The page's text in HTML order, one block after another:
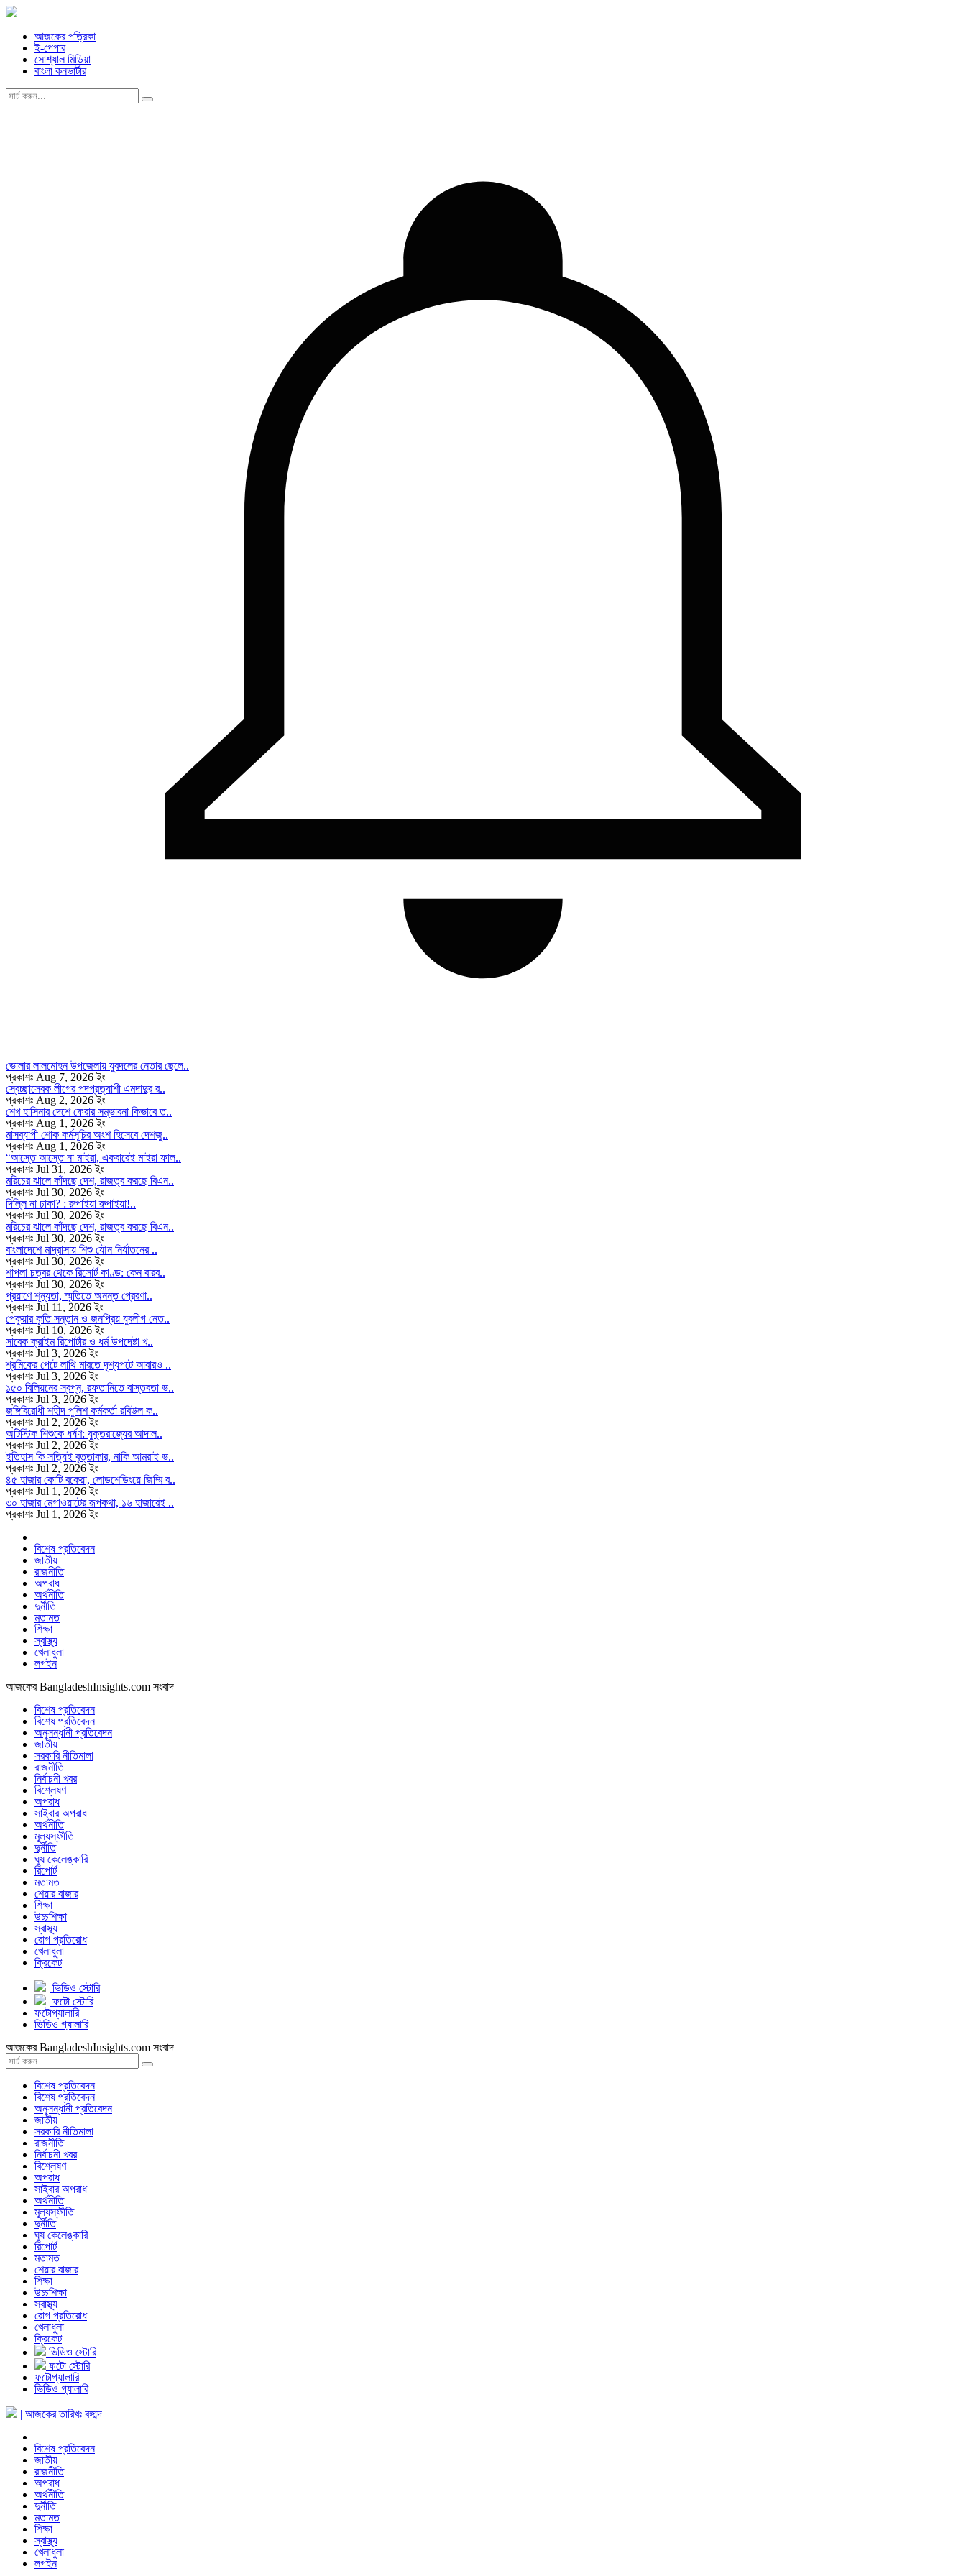
আজকের পত্রিকা
ই-পেপার
সোশ্যাল মিডিয়া
বাংলা কনভার্টার
ভোলার লালমোহন উপজেলায় যুবদলের নেতার ছেলে..
প্রকাশঃ Aug 7, 2026 ইং
স্বেচ্ছাসেবক লীগের পদপ্রত্যাশী এমদাদুর র..
প্রকাশঃ Aug 2, 2026 ইং
শেখ হাসিনার দেশে ফেরার সম্ভাবনা কিভাবে ত..
প্রকাশঃ Aug 1, 2026 ইং
মাসব্যাপী শোক কর্মসূচির অংশ হিসেবে দেশজু..
প্রকাশঃ Aug 1, 2026 ইং
“আস্তে আস্তে না মাইরা, একবারেই মাইরা ফাল..
প্রকাশঃ Jul 31, 2026 ইং
মরিচের ঝালে কাঁদছে দেশ, রাজত্ব করছে বিএন..
প্রকাশঃ Jul 30, 2026 ইং
দিল্লি না ঢাকা? : রুপাইয়া রুপাইয়া!..
প্রকাশঃ Jul 30, 2026 ইং
মরিচের ঝালে কাঁদছে দেশ, রাজত্ব করছে বিএন..
প্রকাশঃ Jul 30, 2026 ইং
বাংলাদেশে মাদ্রাসায় শিশু যৌন নির্যাতনের ..
প্রকাশঃ Jul 30, 2026 ইং
শাপলা চত্বর থেকে রিসোর্ট কাণ্ড: কেন বারব..
প্রকাশঃ Jul 30, 2026 ইং
প্রয়াণে শূন্যতা, স্মৃতিতে অনন্ত প্রেরণা..
প্রকাশঃ Jul 11, 2026 ইং
পেকুয়ার কৃতি সন্তান ও জনপ্রিয় যুবলীগ নেত..
প্রকাশঃ Jul 10, 2026 ইং
সাবেক ক্রাইম রিপোর্টার ও ধর্ম উপদেষ্টা খ..
প্রকাশঃ Jul 3, 2026 ইং
শ্রমিকের পেটে লাথি মারতে দৃশ্যপটে আবারও ..
প্রকাশঃ Jul 3, 2026 ইং
১৫০ বিলিয়নের স্বপ্ন, রফতানিতে বাস্তবতা ভ..
প্রকাশঃ Jul 3, 2026 ইং
জঙ্গিবিরোধী শহীদ পুলিশ কর্মকর্তা রবিউল ক..
প্রকাশঃ Jul 2, 2026 ইং
অটিস্টিক শিশুকে ধর্ষণ: যুক্তরাজ্যের আদাল..
প্রকাশঃ Jul 2, 2026 ইং
ইতিহাস কি সত্যিই বৃত্তাকার, নাকি আমরাই ভ..
প্রকাশঃ Jul 2, 2026 ইং
৪৫ হাজার কোটি বকেয়া, লোডশেডিংয়ে জিম্মি ব..
প্রকাশঃ Jul 1, 2026 ইং
৩০ হাজার মেগাওয়াটের রূপকথা, ১৬ হাজারেই ..
প্রকাশঃ Jul 1, 2026 ইং
বিশেষ প্রতিবেদন
জাতীয়
রাজনীতি
অপরাধ
অর্থনীতি
দুর্নীতি
মতামত
শিক্ষা
স্বাস্থ্য
খেলাধুলা
লগইন
আজকের BangladeshInsights.com সংবাদ
বিশেষ প্রতিবেদন
বিশেষ প্রতিবেদন
অনুসন্ধানী প্রতিবেদন
জাতীয়
সরকারি নীতিমালা
রাজনীতি
নির্বাচনী খবর
বিশ্লেষণ
অপরাধ
সাইবার অপরাধ
অর্থনীতি
মূল্যস্ফীতি
দুর্নীতি
ঘুষ কেলেঙ্কারি
রিপোর্ট
মতামত
শেয়ার বাজার
শিক্ষা
উচ্চশিক্ষা
স্বাস্থ্য
রোগ প্রতিরোধ
খেলাধুলা
ক্রিকেট
ভিডিও স্টোরি
ফটো স্টোরি
ফটোগ্যালারি
ভিডিও গ্যালারি
আজকের BangladeshInsights.com সংবাদ
বিশেষ প্রতিবেদন
বিশেষ প্রতিবেদন
অনুসন্ধানী প্রতিবেদন
জাতীয়
সরকারি নীতিমালা
রাজনীতি
নির্বাচনী খবর
বিশ্লেষণ
অপরাধ
সাইবার অপরাধ
অর্থনীতি
মূল্যস্ফীতি
দুর্নীতি
ঘুষ কেলেঙ্কারি
রিপোর্ট
মতামত
শেয়ার বাজার
শিক্ষা
উচ্চশিক্ষা
স্বাস্থ্য
রোগ প্রতিরোধ
খেলাধুলা
ক্রিকেট
ভিডিও স্টোরি
ফটো স্টোরি
ফটোগ্যালারি
ভিডিও গ্যালারি
| আজকের তারিখঃ বঙ্গাব্দ
বিশেষ প্রতিবেদন
জাতীয়
রাজনীতি
অপরাধ
অর্থনীতি
দুর্নীতি
মতামত
শিক্ষা
স্বাস্থ্য
খেলাধুলা
লগইন